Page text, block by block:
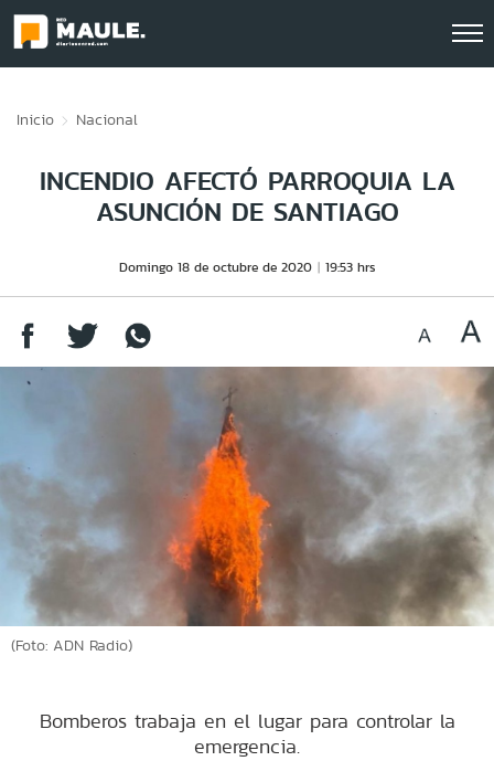
Inicio Nacional
INCENDIO AFECTÓ PARROQUIA LA
ASUNCIÓN DE SANTIAGO
Domingo 18 de octubre de 2020 19:53 hrs
(Foto: ADN Radio)
Bomberos trabaja en el lugar para controlar la
emergencia.